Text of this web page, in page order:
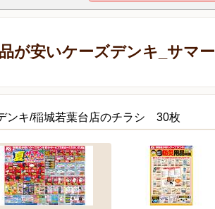
が安いケーズデンキ_サマ
ンキ/稲城若葉台店のチラシ 30枚